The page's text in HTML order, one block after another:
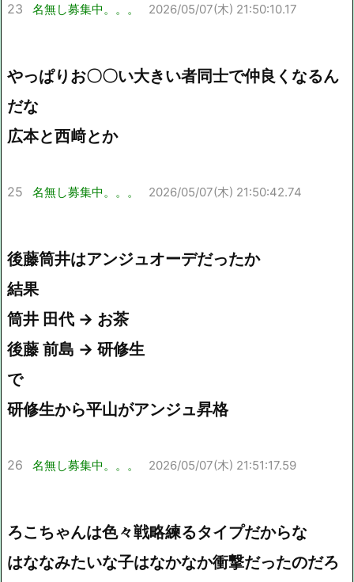
23 名無し募集中。。。 2026/05/07(木) 21:50:10.17
やっぱりお〇〇い大きい者同士で仲良くなるん
だな
広本と西﨑とか
25 名無し募集中。。。 2026/05/07(木) 21:50:42.74
後藤筒井はアンジュオーデだったか
結果
筒井 田代 → お茶
後藤 前島 → 研修生
で
研修生から平山がアンジュ昇格
26 名無し募集中。。。 2026/05/07(木) 21:51:17.59
ろこちゃんは色々戦略練るタイプだからな
はななみたいな子はなかなか衝撃だったのだろ